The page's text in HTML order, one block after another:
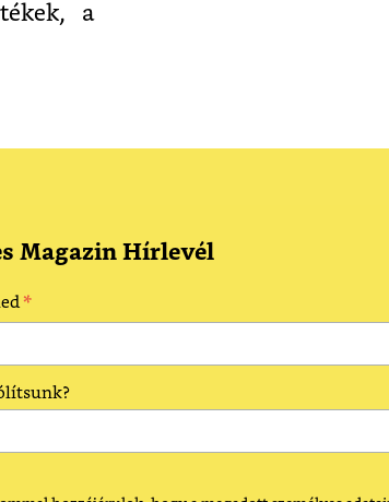
a
Magazin Hírlevél
*